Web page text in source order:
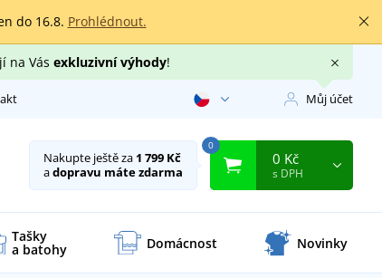
do 16.8. Prohlédnout.
na Vás exkluzivní výhody!
Můj účet
Nakupte ještě za 1 799 Kč
adopravu máte zdarma
0
0 Kč
s DPH
Tašky
a batohy Domácnost Novinky